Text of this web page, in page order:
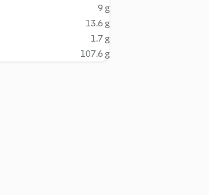
9 g
13.6 g
1.7 g
107.6 g